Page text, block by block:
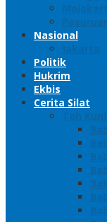
Nasional
Jakarta
Politik
Hukrim
Ekbis
Cerita Silat
Toh